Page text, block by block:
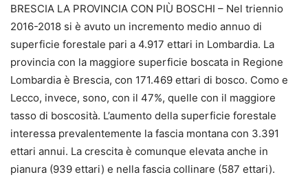
BRESCIA LA PROVINCIA CON PIÙ BOSCHI – Nel triennio
2016-2018 si è avuto un incremento medio annuo di
superficie forestale pari a 4.917 ettari in Lombardia. La
provincia con la maggiore superficie boscata in Regione
Lombardia è Brescia, con 171.469 ettari di bosco. Como e
Lecco, invece, sono, con il 47%, quelle con il maggiore
tasso di boscosità. L’aumento della superficie forestale
interessa prevalentemente la fascia montana con 3.391
ettari annui. La crescita è comunque elevata anche in
pianura (939 ettari) e nella fascia collinare (587 ettari).